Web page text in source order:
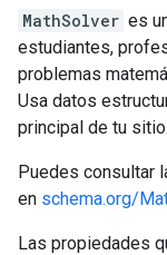
MathSolver es
estudiantes,
problemas
Usa datos
principal de tu sitio.
Puedes consultar
en schema.org/
Las propiedades